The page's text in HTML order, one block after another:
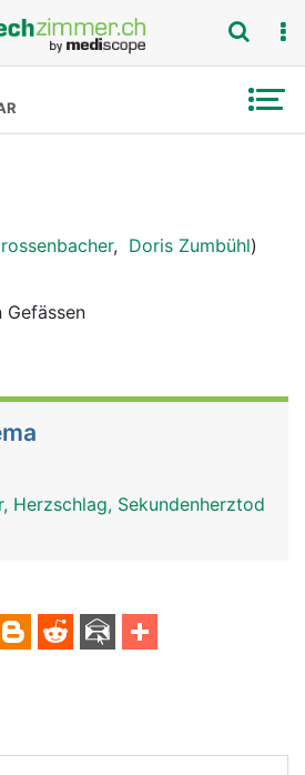
, Doris Zumbühl)
Gefässen
Herzschlag, Sekundenherztod